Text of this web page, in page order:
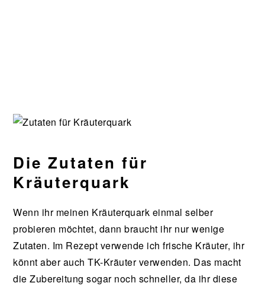
Die Zutaten für
Kräuterquark
Wenn ihr meinen Kräuterquark einmal selber
probieren möchtet, dann braucht ihr nur wenige
Zutaten. Im Rezept verwende ich frische Kräuter, ihr
könnt aber auch TK-Kräuter verwenden. Das macht
die Zubereitung sogar noch schneller, da ihr diese